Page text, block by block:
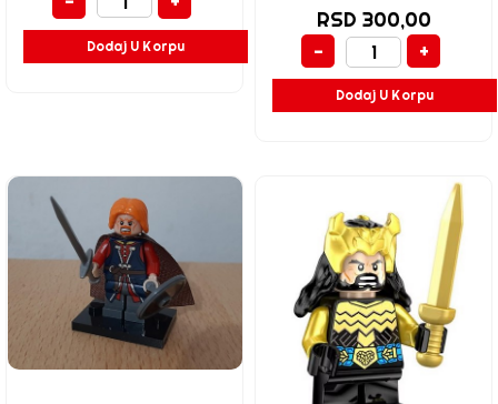
Dodaj U Korpu
RSD 300,00
-
+
Dodaj U Korpu